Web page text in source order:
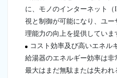
に、モノのインターネット
視と制御が可能になり、ユ
理能力の向上を提供していま
コスト効率及び高いエネル
給湯器のエネルギー効率は
最大はまだ無駄または失わ